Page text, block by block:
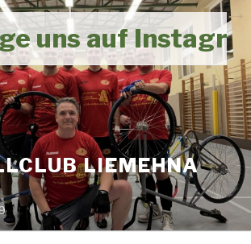
uns auf
LIEMEHNA